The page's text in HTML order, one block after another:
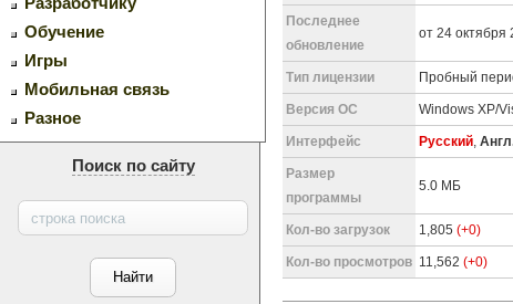
Обучение
Игры
Мобильная связь
Разное
Поиск по сайту
Последнее
обновление
от 24 октября
Тип лицензии Пробный
Версия ОС Windows XP/
Интерфейс Русский,
Размер
программы
5.0 МБ
Кол-во загрузок 1,805 (+0)
Кол-во просмотров 11,562 (+0)